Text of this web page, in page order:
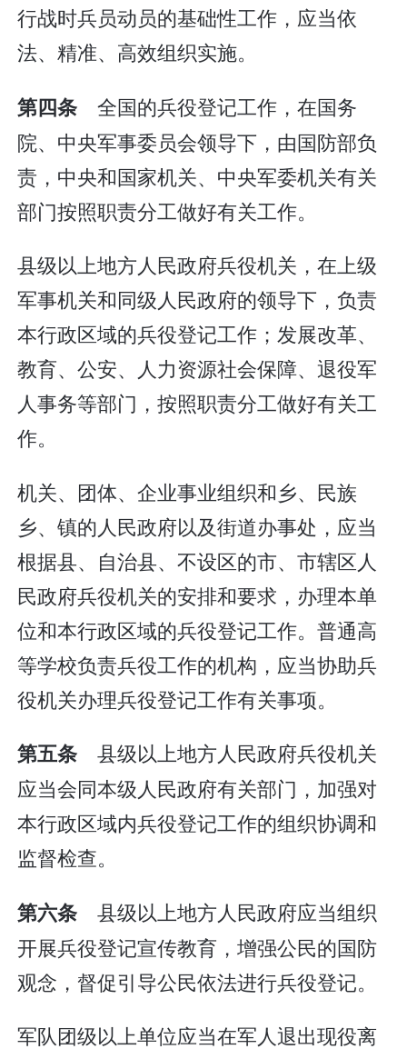
行战时兵员动员的基础性工作，应当依
法、精准、高效组织实施。
第四条全国的兵役登记工作，在国务
院、中央军事委员会领导下，由国防部负
责，中央和国家机关、中央军委机关有关
部门按照职责分工做好有关工作。
县级以上地方人民政府兵役机关，在上级
军事机关和同级人民政府的领导下，负责
本行政区域的兵役登记工作；发展改革、
教育、公安、人力资源社会保障、退役军
人事务等部门，按照职责分工做好有关工
作。
机关、团体、企业事业组织和乡、民族
乡、镇的人民政府以及街道办事处，应当
根据县、自治县、不设区的市、市辖区人
民政府兵役机关的安排和要求，办理本单
位和本行政区域的兵役登记工作。普通高
等学校负责兵役工作的机构，应当协助兵
役机关办理兵役登记工作有关事项。
第五条县级以上地方人民政府兵役机关
应当会同本级人民政府有关部门，加强对
本行政区域内兵役登记工作的组织协调和
监督检查。
第六条县级以上地方人民政府应当组织
开展兵役登记宣传教育，增强公民的国防
观念，督促引导公民依法进行兵役登记。
军队团级以上单位应当在军人退出现役离